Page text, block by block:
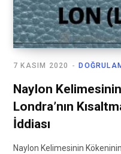
7 KASIM 2020
Naylon
Londra’nın
İddiası
Naylon Kelimesinin